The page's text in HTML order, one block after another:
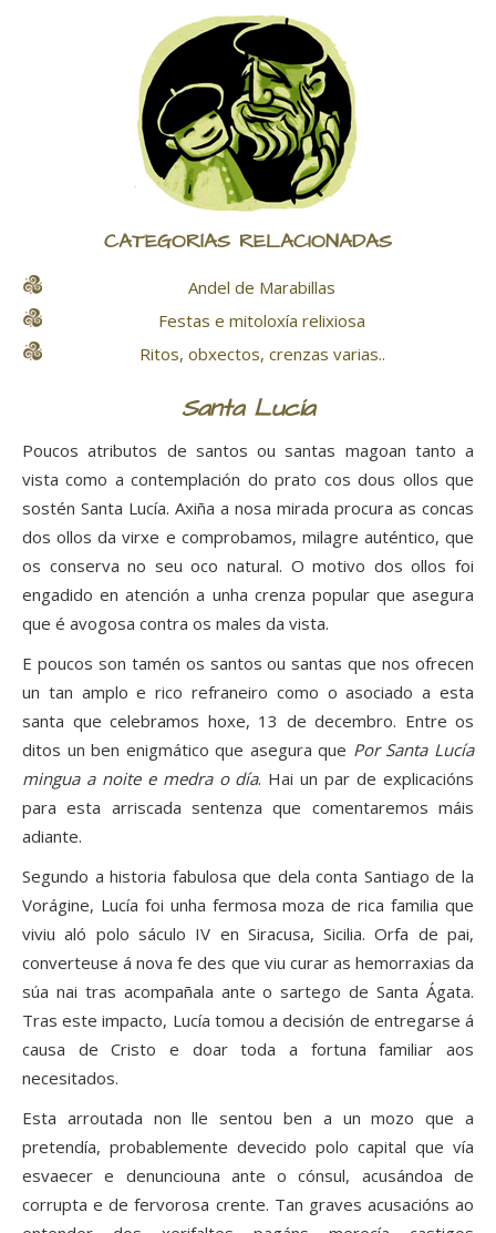
CATEGORÍAS RELACIONADAS
Andel de Marabillas
Festas e mitoloxía relixiosa
Ritos, obxectos, crenzas varias..
Santa Lucía
Poucos atributos de santos ou santas magoan tanto a
vista como a contemplación do prato cos dous ollos que
sostén Santa Lucía. Axiña a nosa mirada procura as concas
dos ollos da virxe e comprobamos, milagre auténtico, que
os conserva no seu oco natural. O motivo dos ollos foi
engadido en atención a unha crenza popular que asegura
que é avogosa contra os males da vista.
E poucos son tamén os santos ou santas que nos ofrecen
un tan amplo e rico refraneiro como o asociado a esta
santa que celebramos hoxe, 13 de decembro. Entre os
ditos un ben enigmático que asegura que Por Santa Lucía
mingua a noite e medra o día. Hai un par de explicacións
para esta arriscada sentenza que comentaremos máis
adiante.
Segundo a historia fabulosa que dela conta Santiago de la
Vorágine, Lucía foi unha fermosa moza de rica familia que
viviu aló polo sáculo IV en Siracusa, Sicilia. Orfa de pai,
converteuse á nova fe des que viu curar as hemorraxias da
súa nai tras acompañala ante o sartego de Santa Ágata.
Tras este impacto, Lucía tomou a decisión de entregarse á
causa de Cristo e doar toda a fortuna familiar aos
necesitados.
Esta arroutada non lle sentou ben a un mozo que a
pretendía, probablemente devecido polo capital que vía
esvaecer e denunciouna ante o cónsul, acusándoa de
corrupta e de fervorosa crente. Tan graves acusacións ao